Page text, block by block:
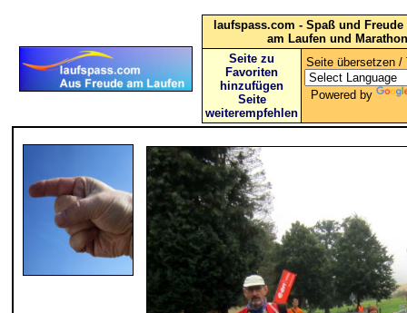
laufspass.com - Spaß und
am Laufen und Marathon
Seite zu
Favoriten
hinzufügen
Seite
weiterempfehlen
Seite übersetzen /
Powered by